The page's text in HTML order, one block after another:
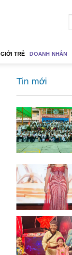
GIỚI TRẺ DOANH NHÂN
Tin mới